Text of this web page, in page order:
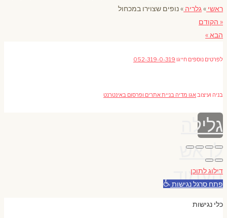
ראשי »גלריה »נופים שצוירו במכחול
« הקודם
הבא »
לפרטים נוספים חייגו 052-319-0-319
בניה ועיצובאגו מדיה בניית אתרים ופרסום באינטרנט
גלילה
לראש
העמוד
דילוג לתוכן
פתח סרגל נגישות
כלי נגישות